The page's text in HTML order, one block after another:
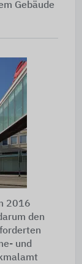
Gebäude
2016
den
und